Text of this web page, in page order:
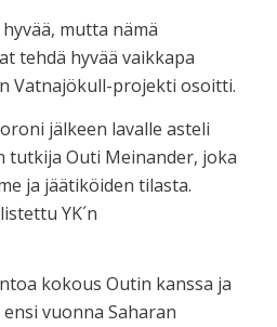
mutta nämä
tehdä hyvää vaikkapa
Vatnajökull-projekti osoitti.
jälkeen lavalle asteli
tutkija Outi Meinander, joka
ja jäätiköiden tilasta.
YK´n
kokous Outin kanssa ja
vuonna Saharan